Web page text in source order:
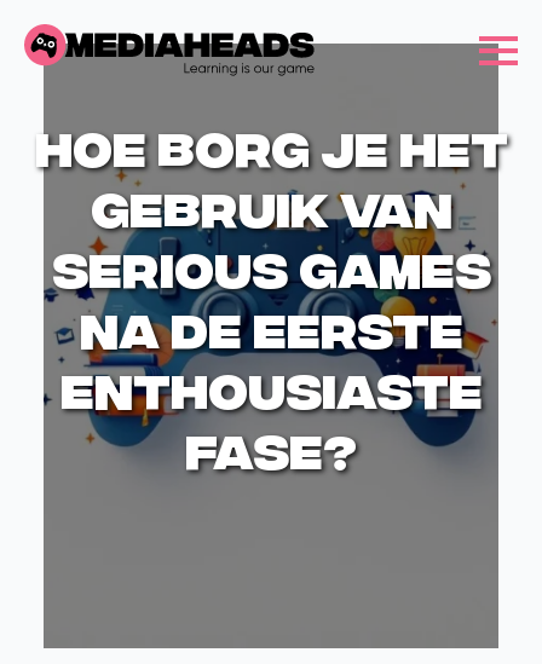
Hoe borg je het
gebruik van
serious games
na de eerste
enthousiaste
fase?